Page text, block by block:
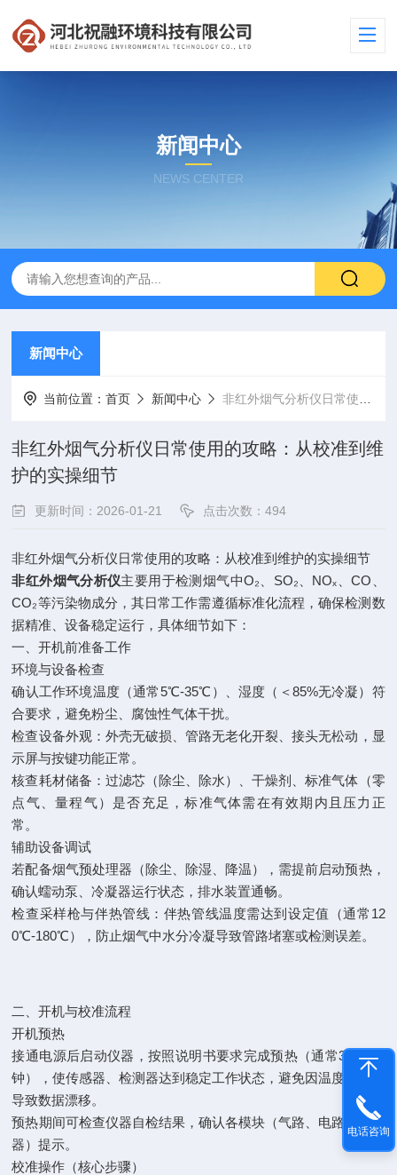
新闻中心
NEWS CENTER
新闻中心
当前位置：首页 新闻中心 非红外烟气分析仪日常使用的攻略：从校准到维护的实操细节
非红外烟气分析仪日常使用的攻略：从校准到维
护的实操细节
更新时间：2026-01-21 点击次数：494
非红外烟气分析仪日常使用的攻略：从校准到维护的实操细节
非红外烟气分析仪主要用于检测烟气中O₂、SO₂、NOₓ、CO、
CO₂等污染物成分，其日常工作需遵循标准化流程，确保检测数
据精准、设备稳定运行，具体细节如下：
一、开机前准备工作
环境与设备检查
确认工作环境温度（通常5℃-35℃）、湿度（＜85%无冷凝）符
合要求，避免粉尘、腐蚀性气体干扰。
检查设备外观：外壳无破损、管路无老化开裂、接头无松动，显
示屏与按键功能正常。
核查耗材储备：过滤芯（除尘、除水）、干燥剂、标准气体（零
点气、量程气）是否充足，标准气体需在有效期内且压力正
常。
辅助设备调试
若配备烟气预处理器（除尘、除湿、降温），需提前启动预热，
确认蠕动泵、冷凝器运行状态，排水装置通畅。
检查采样枪与伴热管线：伴热管线温度需达到设定值（通常12
0℃-180℃），防止烟气中水分冷凝导致管路堵塞或检测误差。
二、开机与校准流程
开机预热
接通电源后启动仪器，按照说明书要求完成预热（通常30-60分
钟），使传感器、检测器达到稳定工作状态，避免因温度未达标
导致数据漂移。
预热期间可检查仪器自检结果，确认各模块（气路、电路、传感
器）提示。
校准操作（核心步骤）
电话咨询